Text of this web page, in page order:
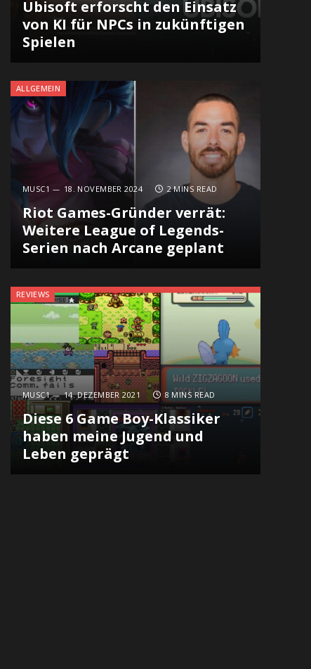
Ubisoft erforscht den Einsatz
von KI für NPCs in zukünftigen
Spielen
ALLGEMEIN
MUSC1 18. NOVEMBER 2024 2 MINS READ
Riot Games-Gründer verrät:
Weitere League of Legends-
Serien nach Arcane geplant
REVIEWS
MUSC1 14. DEZEMBER 2021 8 MINS READ
Diese 6 Game Boy-Klassiker
haben meine Jugend und
Leben geprägt